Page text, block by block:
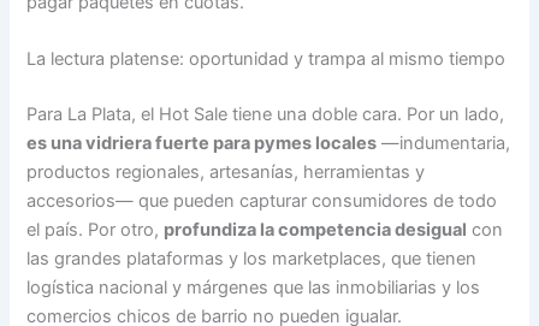
La lectura platense: oportunidad y trampa al mismo tiempo
Para La Plata, el Hot Sale tiene una doble cara. Por un lado,
es una vidriera fuerte para pymes locales —indumentaria,
productos regionales, artesanías, herramientas y
accesorios— que pueden capturar consumidores de todo
el país. Por otro, profundiza la competencia desigual con
las grandes plataformas y los marketplaces, que tienen
logística nacional y márgenes que las inmobiliarias y los
comercios chicos de barrio no pueden igualar.